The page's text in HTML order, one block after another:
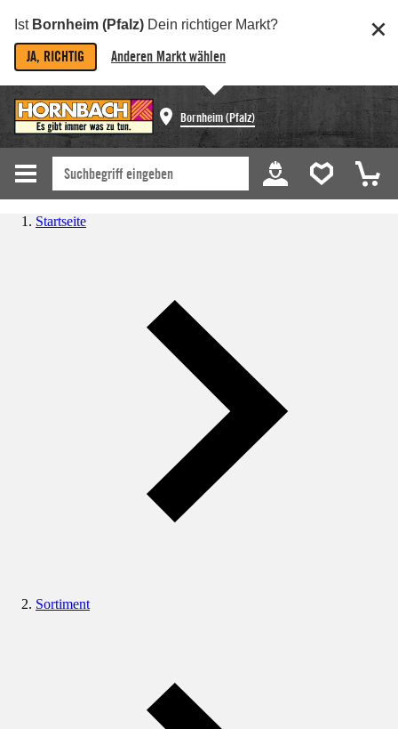
Ist Bornheim (Pfalz) Dein richtiger Markt?
JA, RICHTIG Anderen Markt wählen
Bornheim (Pfalz)
Startseite
Sortiment